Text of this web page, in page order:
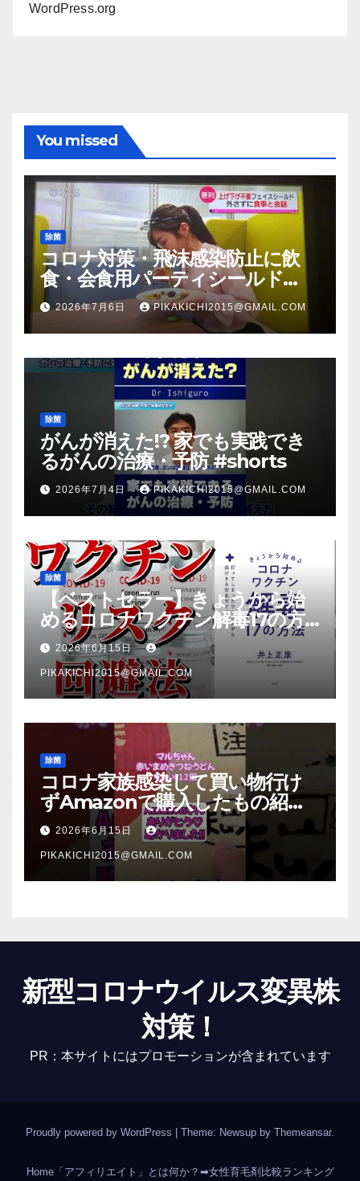
WordPress.org
You missed
除菌
コロナ対策・飛沫感染防止に飲
食・会食用パーティシールド
（マスク会食代替品）ＦＢＣ福井
放送のＴＶ番組での紹介映像
2026年7月6日 PIKAKICHI2015@GMAIL.COM
除菌
がんが消えた!? 家でも実践でき
るがんの治療・予防 #shorts
2026年7月4日 PIKAKICHI2015@GMAIL.COM
除菌
【ベストセラー】きょうから始
めるコロナワクチン解毒17の方
法【本要約】
2026年6月15日
PIKAKICHI2015@GMAIL.COM
除菌
コロナ家族感染して買い物行け
ずAmazonで購入したもの紹
介 #Shorts
2026年6月15日
PIKAKICHI2015@GMAIL.COM
新型コロナウイルス変異株
対策！
PR：本サイトにはプロモーションが含まれています
Proudly powered by WordPress Theme: Newsup by Themeansar.
Home「アフィリエイト」とは何か？ ➡女性育毛剤比較ランキング